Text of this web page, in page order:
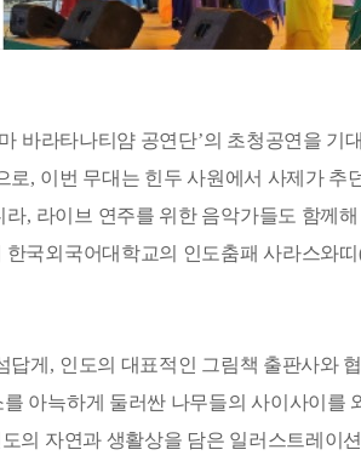
바라타나티얌 공연단’의 초청공연을 기
로, 이번 무대는 힌두 사원에서 사제가 추
라, 라이브 연주를 위한 음악가들도 함께
한국외국어대학교의 인도춤패 사라스와띠
답게 , 인도의 대표적인 그림책 출판사와
를 아늑하게 둘러싼 나무들의 사이사이를
도의 자연과 생활상을 담은 일러스트레이